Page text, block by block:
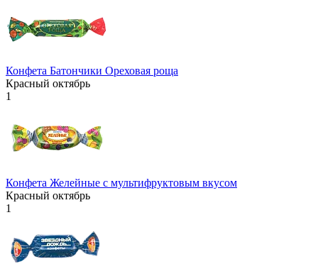
Конфета Батончики Ореховая роща
Красный октябрь
1
Конфета Желейные с мультифруктовым вкусом
Красный октябрь
1